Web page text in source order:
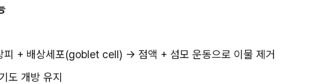
피 + 배상세포(goblet cell) → 점액 + 섬모 운동으로 이물 제거
도 개방 유지